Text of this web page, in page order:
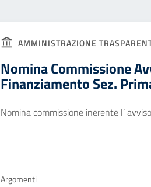
AMMINISTRAZIONE
Nomina Commissione
Finanziamento Sez.
Nomina commissione inerente l’
Argomenti